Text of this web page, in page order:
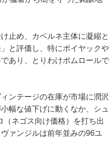
止め、カベルネ主体に凝縮と
と評価し、特にポイヤックや
あり、とりわけポムロールで
ンテージの在庫が市場に潤沢
幅な値下げに動くなか、シュ
ネゴス向け価格）を打ち出
ァンジルは前年並みの96ユ